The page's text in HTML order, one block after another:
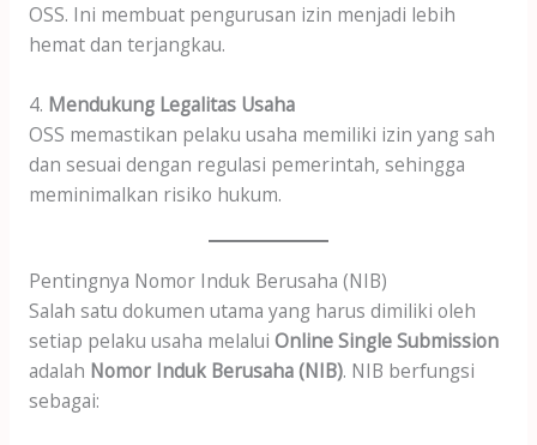
OSS. Ini membuat pengurusan izin menjadi lebih
hemat dan terjangkau.
4. Mendukung Legalitas Usaha
OSS memastikan pelaku usaha memiliki izin yang sah
dan sesuai dengan regulasi pemerintah, sehingga
meminimalkan risiko hukum.
Pentingnya Nomor Induk Berusaha (NIB)
Salah satu dokumen utama yang harus dimiliki oleh
setiap pelaku usaha melalui Online Single Submission
adalah Nomor Induk Berusaha (NIB). NIB berfungsi
sebagai: